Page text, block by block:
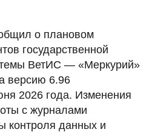
о плановом
государственной
ВетИС — «Меркурий»
версию 6.96
2026 года. Изменения
с журналами
контроля данных и